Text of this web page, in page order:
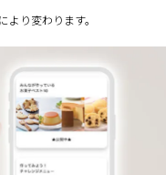
り変わります。